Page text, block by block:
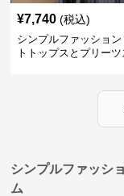
¥7,740 (税込)
シンプルファッション
トトップスとプリーツ
シンプルファッシ
ム